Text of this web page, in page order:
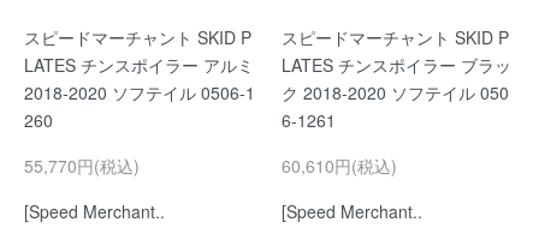
スピードマーチャント SKID P
LATES チンスポイラー アルミ
2018-2020 ソフテイル 0506-1
260
55,770円(税込)
[Speed Merchant..
スピードマーチャント SKID P
LATES チンスポイラー ブラッ
ク 2018-2020 ソフテイル 050
6-1261
60,610円(税込)
[Speed Merchant..